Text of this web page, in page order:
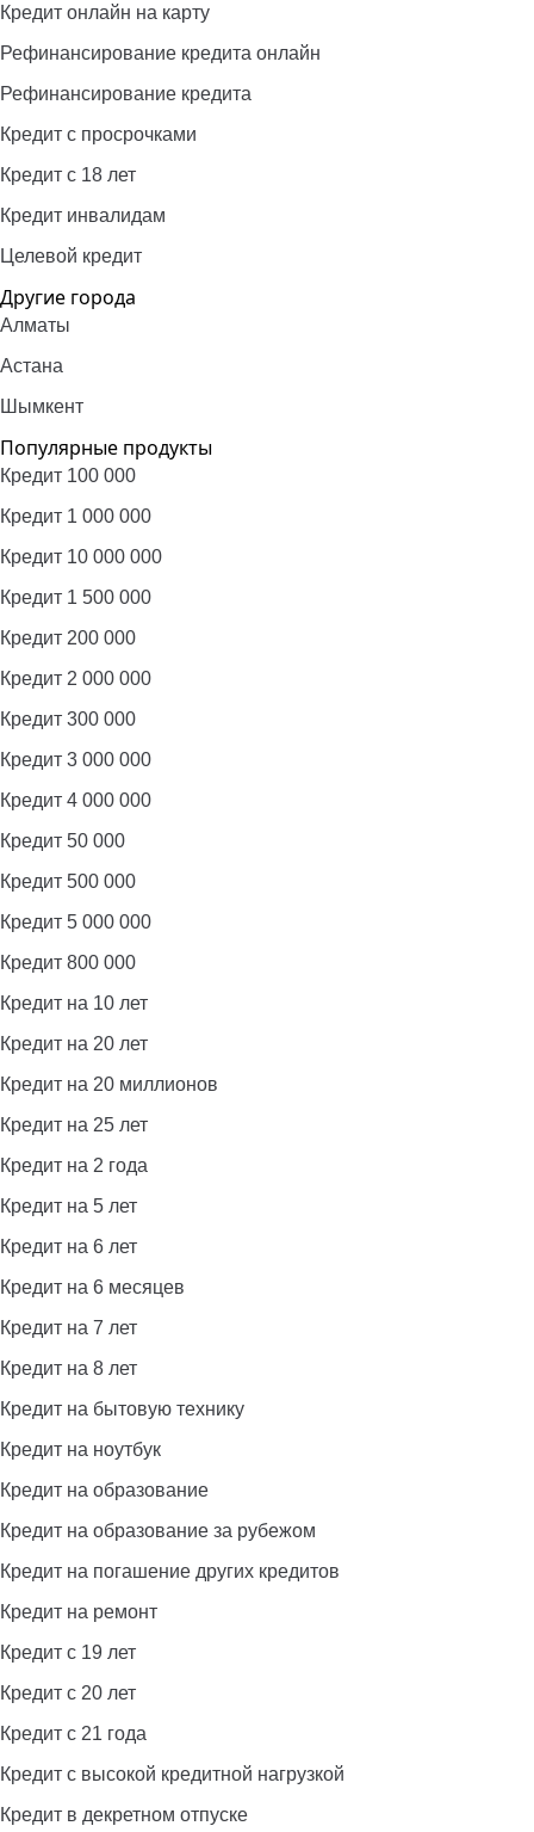
Кредит онлайн на карту
Рефинансирование кредита онлайн
Рефинансирование кредита
Кредит с просрочками
Кредит с 18 лет
Кредит инвалидам
Целевой кредит
Другие города
Алматы
Астана
Шымкент
Популярные продукты
Кредит 100 000
Кредит 1 000 000
Кредит 10 000 000
Кредит 1 500 000
Кредит 200 000
Кредит 2 000 000
Кредит 300 000
Кредит 3 000 000
Кредит 4 000 000
Кредит 50 000
Кредит 500 000
Кредит 5 000 000
Кредит 800 000
Кредит на 10 лет
Кредит на 20 лет
Кредит на 20 миллионов
Кредит на 25 лет
Кредит на 2 года
Кредит на 5 лет
Кредит на 6 лет
Кредит на 6 месяцев
Кредит на 7 лет
Кредит на 8 лет
Кредит на бытовую технику
Кредит на ноутбук
Кредит на образование
Кредит на образование за рубежом
Кредит на погашение других кредитов
Кредит на ремонт
Кредит с 19 лет
Кредит с 20 лет
Кредит с 21 года
Кредит с высокой кредитной нагрузкой
Кредит в декретном отпуске